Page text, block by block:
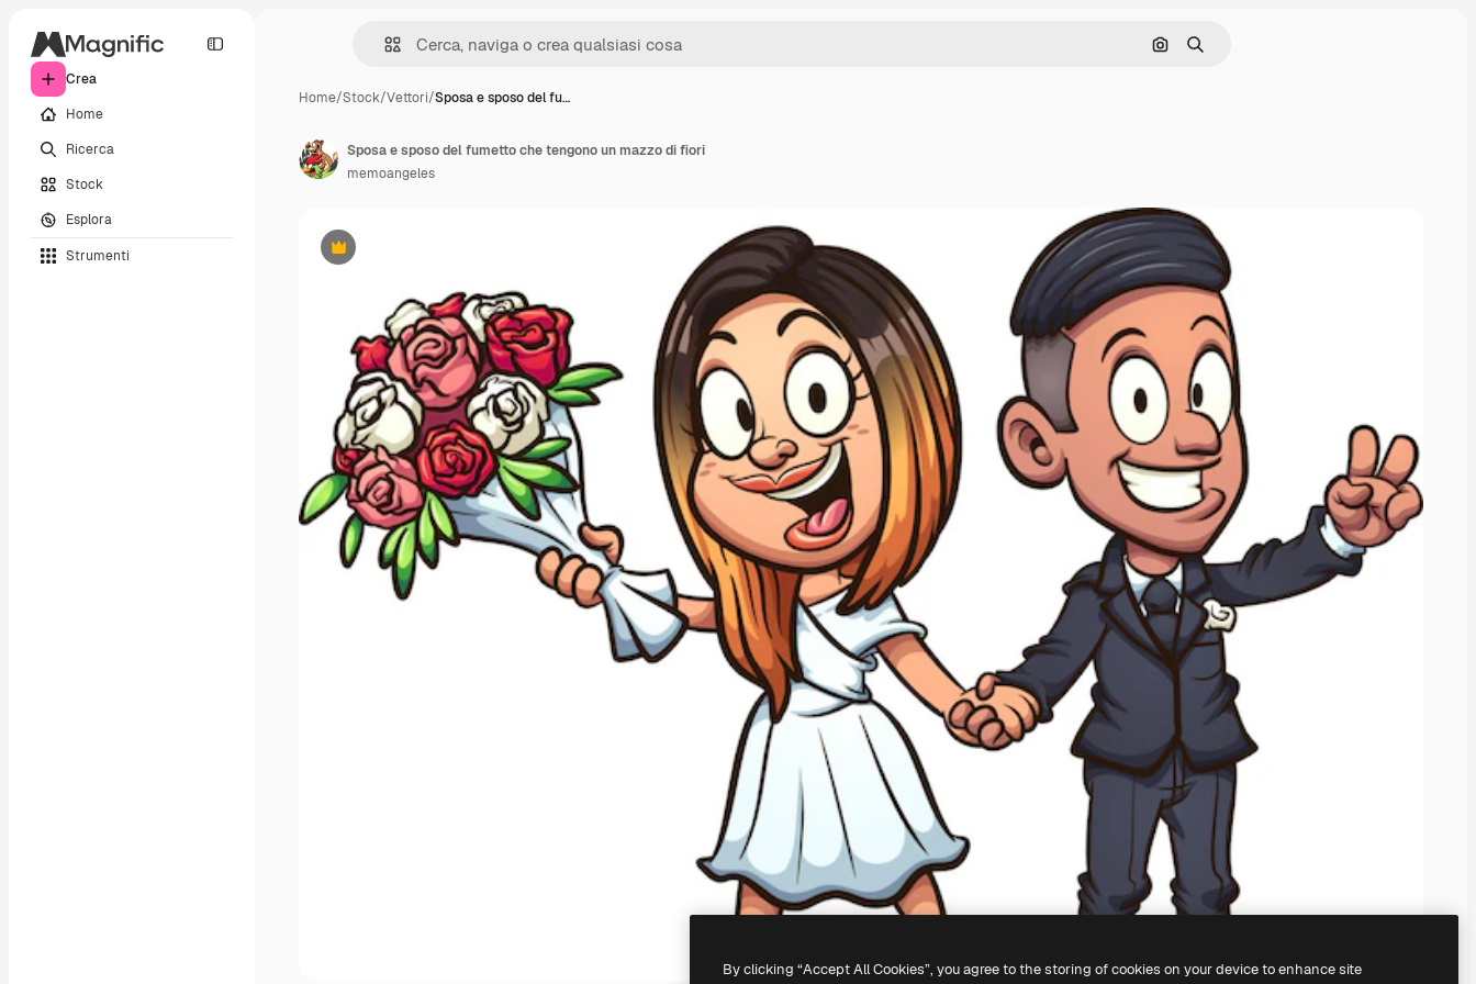
Crea
Home
Ricerca
Stock
Esplora
Strumenti
Cerca per immagine
Ricerca
Home/Stock/Vettori/Sposa e sposo del fu…
Premium
Sposa e sposo del fumetto che tengono un mazzo di fiori
memoangeles
By clicking “Accept All Cookies”, you agree to the storing of cookies on your device to enhance site